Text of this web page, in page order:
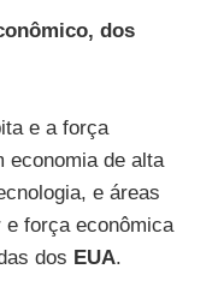
dos
e a força
economia de alta
e áreas
força econômica
dos EUA.